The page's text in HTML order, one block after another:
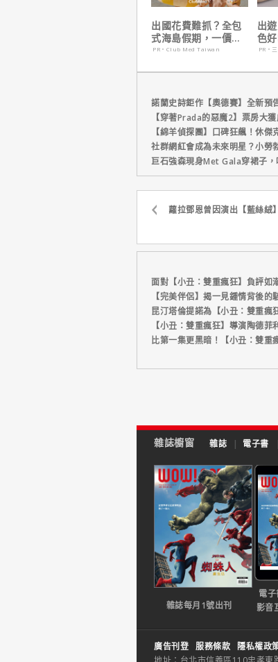
出國花費難抓？全包
式海島假期，一價搞
定食宿玩樂，省錢更
PR・Club Med Taiwan
出
色
PR・
諾蘭史詩鉅作【奧德賽】全新預
【穿著Prada的惡魔2】票房大
【綿羊偵探團】口碑狂飆！休
社群網紅會成為未來明星？小勞
巨石強森現身Met Gala穿裙子，
蘿拉鄧恩曾因演出【藍絲絨
面對【小丑：雙重瘋狂】負評如
【完美伴侶】揭一見鍾情背後
昆汀塔倫提諾為【小丑：雙重瘋
【小丑：雙重瘋狂】導演陶德
比第一集更黑暗！【小丑：雙重
雜誌櫥窗 雜誌 | 電子書
雜誌每月1號出刊
電
影音
廣告刊登 服務條款 隱私權政